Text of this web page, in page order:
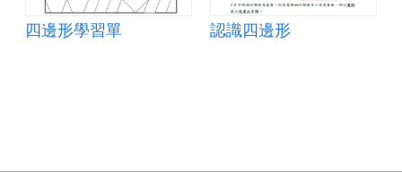
四邊形學習單 認識四邊形